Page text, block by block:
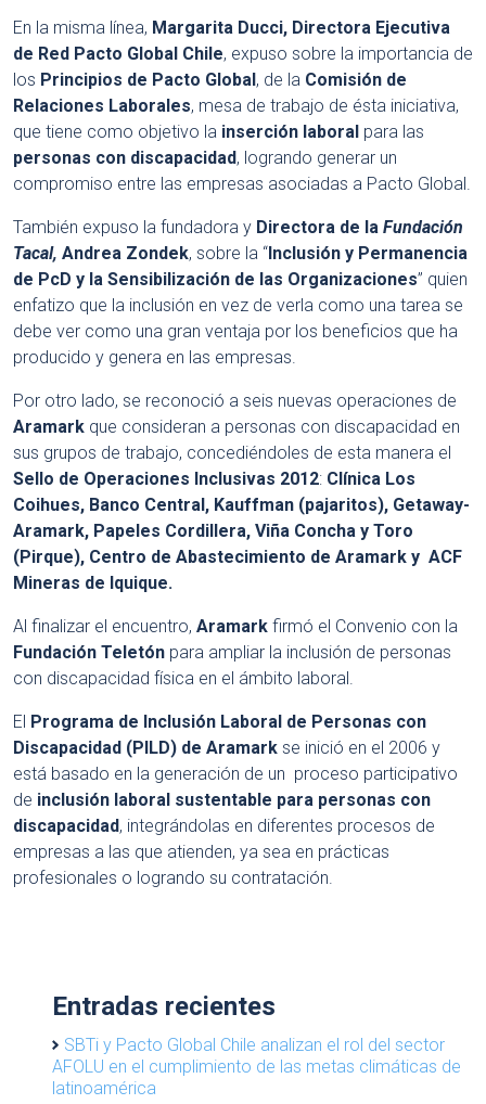
En la misma línea, Margarita Ducci, Directora Ejecutiva
de Red Pacto Global Chile, expuso sobre la importancia de
los Principios de Pacto Global, de la Comisión de
Relaciones Laborales, mesa de trabajo de ésta iniciativa,
que tiene como objetivo la inserción laboral para las
personas con discapacidad, logrando generar un
compromiso entre las empresas asociadas a Pacto Global.
También expuso la fundadora y Directora de la Fundación
Tacal, Andrea Zondek, sobre la “Inclusión y Permanencia
de PcD y la Sensibilización de las Organizaciones” quien
enfatizo que la inclusión en vez de verla como una tarea se
debe ver como una gran ventaja por los beneficios que ha
producido y genera en las empresas.
Por otro lado, se reconoció a seis nuevas operaciones de
Aramark que consideran a personas con discapacidad en
sus grupos de trabajo, concediéndoles de esta manera el
Sello de Operaciones Inclusivas 2012: Clínica Los
Coihues, Banco Central, Kauffman (pajaritos), Getaway-
Aramark, Papeles Cordillera, Viña Concha y Toro
(Pirque), Centro de Abastecimiento de Aramark y ACF
Mineras de Iquique.
Al finalizar el encuentro, Aramark firmó el Convenio con la
Fundación Teletón para ampliar la inclusión de personas
con discapacidad física en el ámbito laboral.
El Programa de Inclusión Laboral de Personas con
Discapacidad (PILD) de Aramark se inició en el 2006 y
está basado en la generación de un proceso participativo
de inclusión laboral sustentable para personas con
discapacidad, integrándolas en diferentes procesos de
empresas a las que atienden, ya sea en prácticas
profesionales o logrando su contratación.
Entradas recientes
SBTi y Pacto Global Chile analizan el rol del sector
AFOLU en el cumplimiento de las metas climáticas de
latinoamérica